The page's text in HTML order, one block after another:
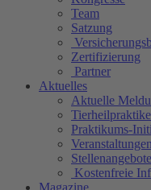
Team
Satzung
Zertifizierung
Partner
Aktuelles
Aktuelle
Praktikums-
Veranstaltungen
Stellenangebote
Kostenfreie
Magazine